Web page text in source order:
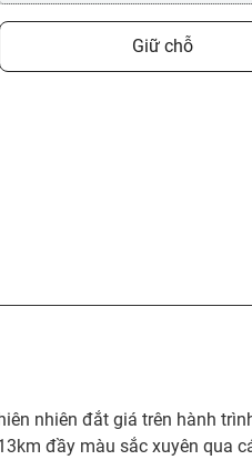
Giữ chỗ
nhiên đắt giá trên hành
đầy màu sắc xuyên qua